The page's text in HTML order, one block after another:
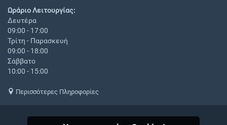
Ωράριο Λειτουργίας:
Δευτέρα
09:00 - 17:00
Τρίτη - Παρασκευή
09:00 - 18:00
Σάββατο
10:00 - 15:00
Περισσότερες Πληροφορίες